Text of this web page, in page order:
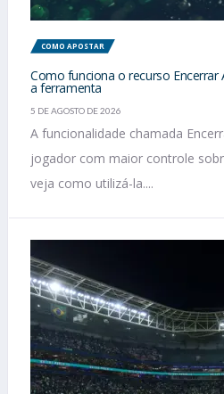
COMO APOSTAR
Como funciona o recurso Encerrar
a ferramenta
5 DE AGOSTO DE 2026
A funcionalidade chamada
jogador com maior controle
veja como utilizá-la....